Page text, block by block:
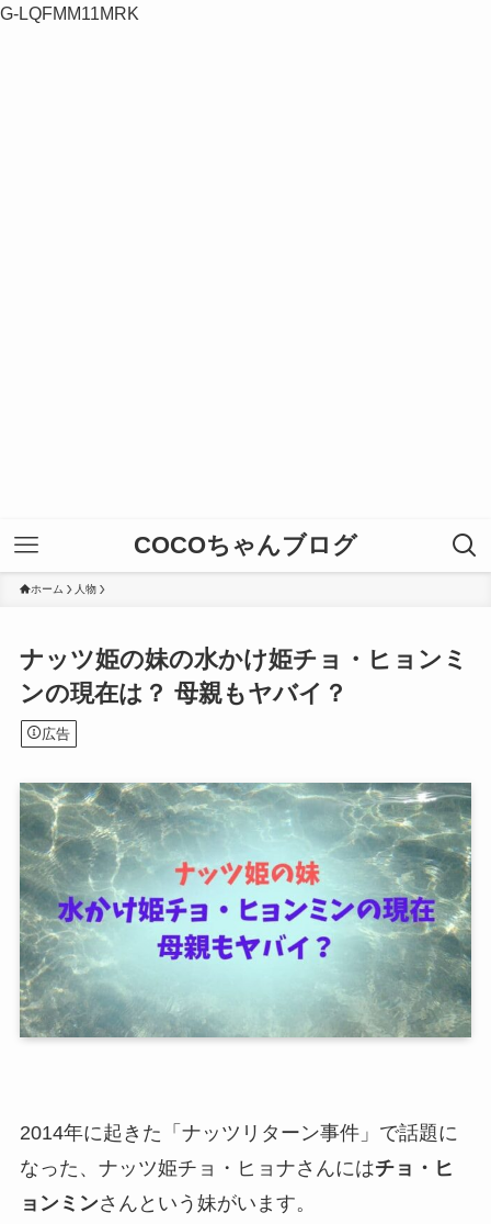
G-LQFMM11MRK
COCOちゃんブログ
ホーム 人物
ナッツ姫の妹の水かけ姫チョ・ヒョンミ
ンの現在は？ 母親もヤバイ？
広告
2014年に起きた「ナッツリターン事件」で話題に
なった、ナッツ姫チョ・ヒョナさんにはチョ・ヒ
ョンミンさんという妹がいます。